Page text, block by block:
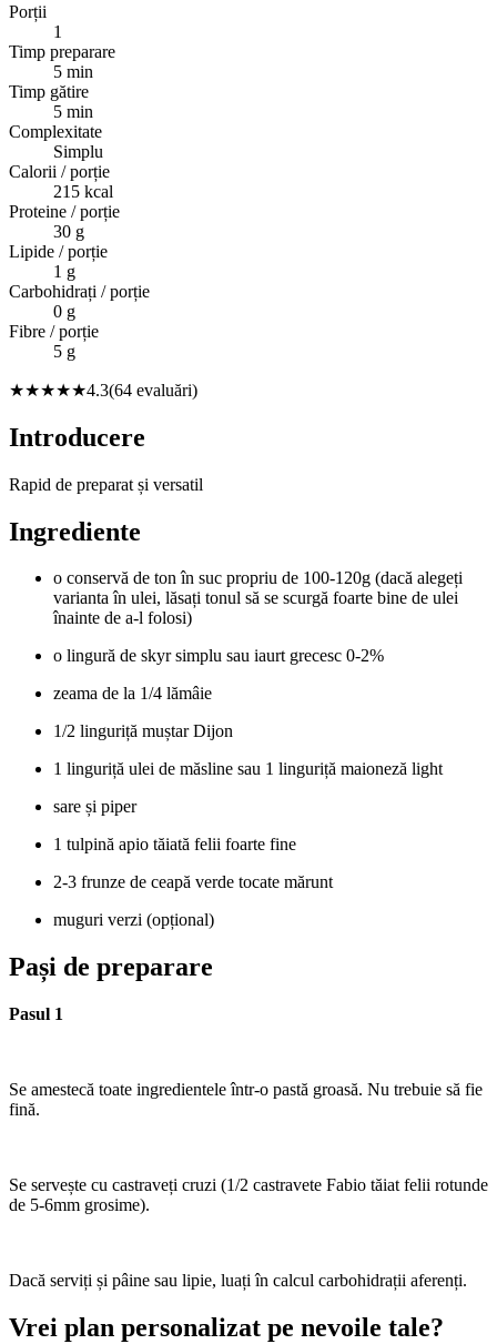
Porții
1
Timp preparare
5 min
Timp gătire
5 min
Complexitate
Simplu
Calorii / porție
215 kcal
Proteine / porție
30 g
Lipide / porție
1 g
Carbohidrați / porție
0 g
Fibre / porție
5 g
★★★★★4.3(64 evaluări)
Introducere
Rapid de preparat și versatil
Ingrediente
o conservă de ton în suc propriu de 100-120g (dacă alegeți
varianta în ulei, lăsați tonul să se scurgă foarte bine de ulei
înainte de a-l folosi)
o lingură de skyr simplu sau iaurt grecesc 0-2%
zeama de la 1/4 lămâie
1/2 linguriță muștar Dijon
1 linguriță ulei de măsline sau 1 linguriță maioneză light
sare și piper
1 tulpină apio tăiată felii foarte fine
2-3 frunze de ceapă verde tocate mărunt
muguri verzi (opțional)
Pași de preparare
Pasul 1
Se amestecă toate ingredientele într-o pastă groasă. Nu trebuie să fie
fină.
Se servește cu castraveți cruzi (1/2 castravete Fabio tăiat felii rotunde
de 5-6mm grosime).
Dacă serviți și pâine sau lipie, luați în calcul carbohidrații aferenți.
Vrei plan personalizat pe nevoile tale?